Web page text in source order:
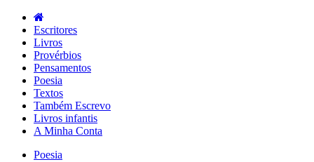
Escritores
Livros
Provérbios
Pensamentos
Poesia
Textos
Também Escrevo
Livros infantis
A Minha Conta
Poesia